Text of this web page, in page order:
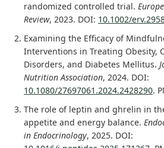
randomized controlled trial.
Review, 2023. DOI: 10.1002/
Examining the Efficacy of
Interventions in Treating Obesity,
Disorders, and Diabetes Mellitus.
Nutrition Association, 2024. DOI:
10.1080/27697061.2024.2428290.
The role of leptin and ghrelin in
appetite and energy balance.
in Endocrinology, 2025. DOI: